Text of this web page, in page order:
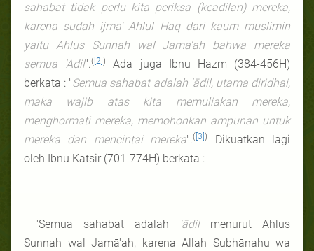
sahabat tidak perlu kita periksa (keadilan) mereka,
karena sudah ijma' Ahlul Haq dari kaum muslimin
yaitu Ahlus Sunnah wal Jama'ah bahwa mereka
semua 'Adil".([2])
Ada juga Ibnu Hazm (384-456H)
berkata : "Semua sahabat adalah 'ādil, utama diridhai,
maka wajib atas kita memuliakan mereka,
menghormati mereka, memohonkan ampunan untuk
mereka dan mencintai mereka".([3])
Dikuatkan lagi
oleh Ibnu Katsir (701-774H) berkata :
"Semua sahabat adalah 'ādilmenurut Ahlus
Sunnah wal Jamā'ah, karena Allah Subhānahu wa